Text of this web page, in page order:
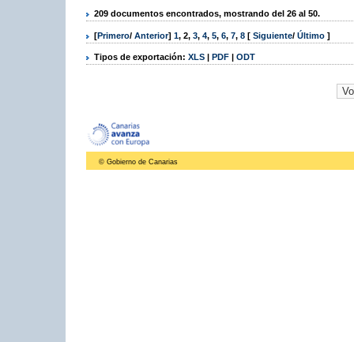
209 documentos encontrados, mostrando del 26 al 50.
[Primero/ Anterior] 1, 2, 3, 4, 5, 6, 7, 8 [ Siguiente/ Último ]
Tipos de exportación: XLS | PDF | ODT
© Gobierno de Canarias